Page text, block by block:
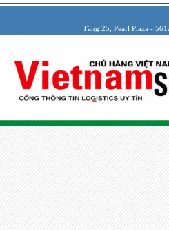
Tầng 25, Pearl Plaza -